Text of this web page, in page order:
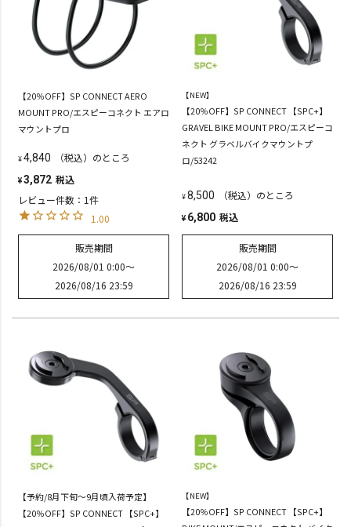
【20％OFF】SP CONNECT AERO
MOUNT PRO/エスピーコネクト エアロ
マウントプロ
¥4,840 （税込）のところ
¥3,872 税込
レビュー件数：1件
1.00
販売期間
2026/08/01 0:00〜
2026/08/16 23:59
【NEW】
【20％OFF】SP CONNECT 【SPC+】
GRAVEL BIKE MOUNT PRO/エスピーコ
ネクト グラベルバイクマウントプ
ロ/53242
¥8,500 （税込）のところ
¥ 6,800 税込
販売期間
2026/08/01 0:00〜
2026/08/16 23:59
【予約/8月下旬～9月頃入荷予定】
【20％OFF】SP CONNECT 【SPC+】
【NEW】
【20％OFF】SP CONNECT 【SPC+】